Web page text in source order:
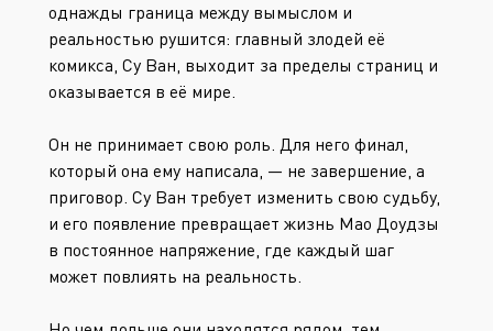
однажды граница между вымыслом и
реальностью рушится: главный злодей её
комикса, Су Ван, выходит за пределы страниц и
оказывается в её мире.
Он не принимает свою роль. Для него финал,
который она ему написала, — не завершение, а
приговор. Су Ван требует изменить свою судьбу,
и его появление превращает жизнь Мао Доудзы
в постоянное напряжение, где каждый шаг
может повлиять на реальность.